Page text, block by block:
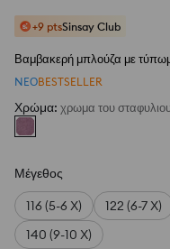
+9 ptsSinsay Club
Βαμβακερή μπλούζα με
NEΟBESTSELLER
Χρώμα: χρωμα του
Μέγεθος
116 (5-6 Χ) 122 (6-7 Χ)
140 (9-10 Χ)